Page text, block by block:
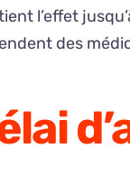
l’effet
des